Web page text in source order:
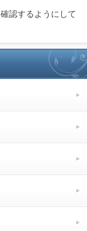
認するようにして